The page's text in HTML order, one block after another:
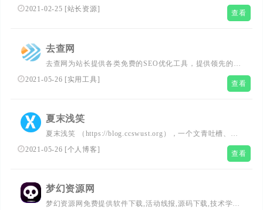
优化、搜索引擎、网络推广、免费资源、wordpress、自媒
体、创业等内容的网站。站长每天必上的网站，站长就上
2021-02-25 [站长资源] 查看
去查网
去查网为站长提供各类免费的SEO优化工具，提供领先的百
度排行和权重查询，备案查询，IP反查等，做最专业的站长
2021-05-26 [实用工具] 查看
夏末浅笑
夏末浅笑 （https://blog.ccswust.org），一个文青吐槽、偶
尔提供源码下载和分享、发布编程技术文章的网站。夏末浅
笑专注网站SEO优化、网站SEO诊断、网站策划制作运营的
2021-05-26 [个人博客] 查看
梦幻资源网
梦幻资源网免费提供软件下载,活动线报,源码下载,技术学